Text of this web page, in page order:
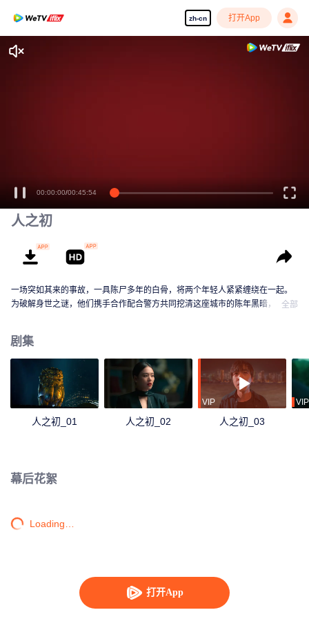
zh-cn 打开App
打开App
00:00:00/00:45:54
人之初
一场突如其来的事故，一具陈尸多年的白骨，将两个年轻人紧紧缠绕在一起。
为破解身世之谜，他们携手合作配合警方共同挖清这座城市的陈年黑暗，解开
全部
剧集
人之初_01 人之初_02
VIP
人之初_03
VIP
幕后花絮
Loading…